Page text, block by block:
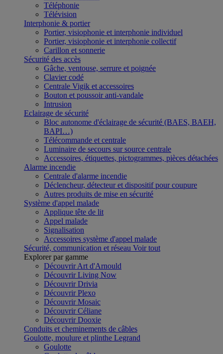
Téléphonie
Télévision
Interphonie & portier
Portier, visiophonie et interphonie individuel
Portier, visiophonie et interphonie collectif
Carillon et sonnerie
Sécurité des accès
Gâche, ventouse, serrure et poignée
Clavier codé
Centrale Vigik et accessoires
Bouton et poussoir anti-vandale
Intrusion
Eclairage de sécurité
Bloc autonome d'éclairage de sécurité (BAES, BAEH,
BAPI…)
Télécommande et centrale
Luminaire de secours sur source centrale
Accessoires, étiquettes, pictogrammes, pièces détachées
Alarme incendie
Centrale d'alarme incendie
Déclencheur, détecteur et dispositif pour coupure
Autres produits de mise en sécurité
Système d'appel malade
Applique tête de lit
Appel malade
Signalisation
Accessoires système d'appel malade
Sécurité, communication et réseau Voir tout
Explorer par gamme
Découvrir Art d'Arnould
Découvrir Living Now
Découvrir Drivia
Découvrir Plexo
Découvrir Mosaic
Découvrir Céliane
Découvrir Dooxie
Conduits et cheminements de câbles
Goulotte, moulure et plinthe Legrand
Goulotte